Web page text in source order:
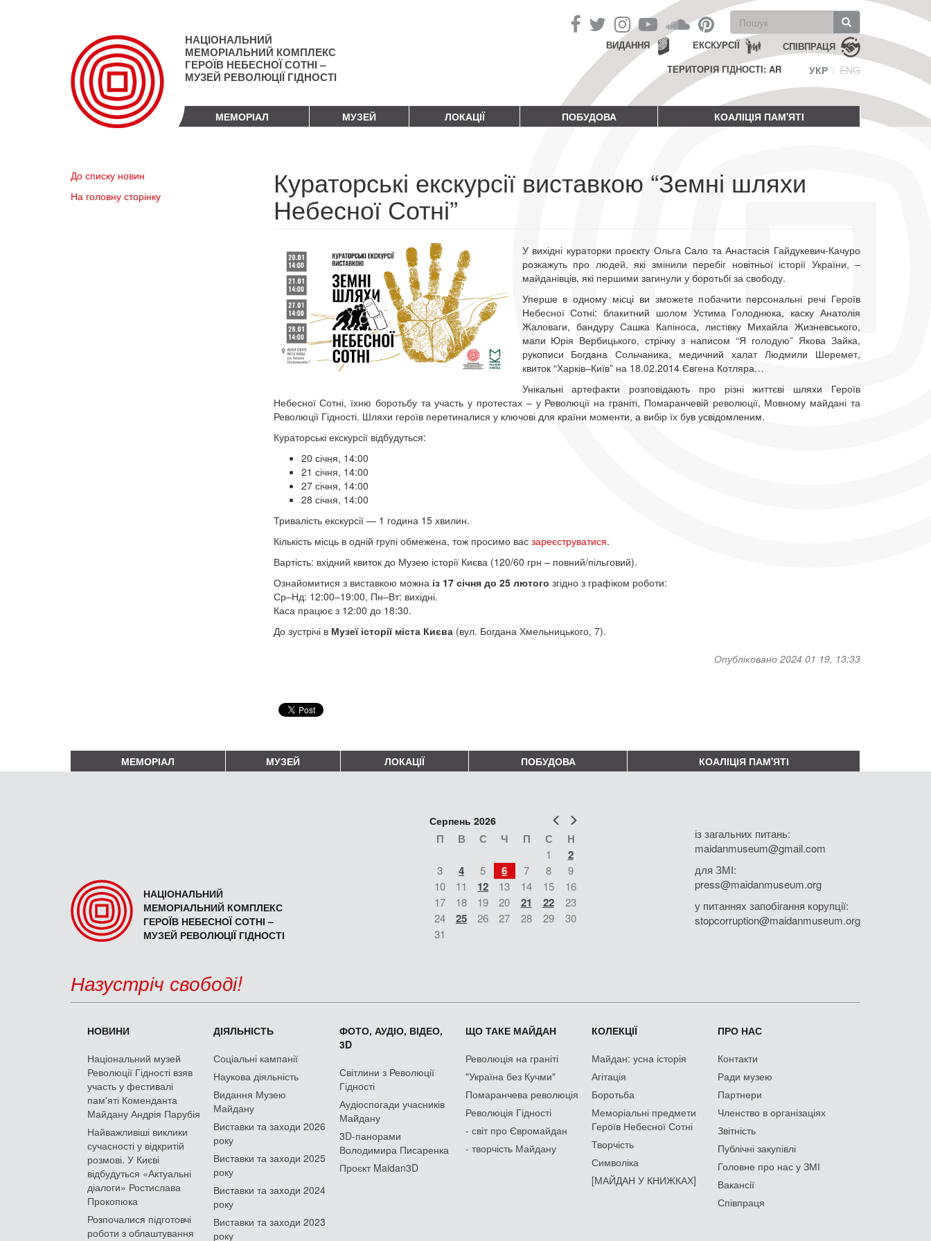
НАЦІОНАЛЬНИЙ
МЕМОРІАЛЬНИЙ КОМПЛЕКС
ГЕРОЇВ НЕБЕСНОЇ СОТНІ –
МУЗЕЙ РЕВОЛЮЦІЇ ГІДНОСТІ
Пошукова
форма
Пошук СПІВПРАЦЯ
ЕКСКУРСІЇ
ВИДАННЯ
ТЕРИТОРІЯ ГІДНОСТІ: AR
УКР ENG
МЕМОРІАЛ МУЗЕЙ ЛОКАЦІЇ ПОБУДОВА КОАЛІЦІЯ ПАМ'ЯТІ
До списку новин
На головну сторінку
Кураторські екскурсії виставкою “Земні шляхи
Небесної Сотні”
У вихідні кураторки проєкту Ольга Сало та Анастасія Гайдукевич-Качуро
розкажуть про людей, які змінили перебіг новітньої історії України, –
майданівців, які першими загинули у боротьбі за свободу.
Уперше в одному місці ви зможете побачити персональні речі Героїв
Небесної Сотні: блакитний шолом Устима Голоднюка, каску Анатолія
Жаловаги, бандуру Сашка Капіноса, листівку Михайла Жизневського,
мапи Юрія Вербицького, стрічку з написом “Я голодую” Якова Зайка,
рукописи Богдана Сольчаника, медичний халат Людмили Шеремет,
квиток “Харків–Київ” на 18.02.2014 Євгена Котляра…
Унікальні артефакти розповідають про різні життєві шляхи Героїв
Небесної Сотні, їхню боротьбу та участь у протестах – у Революції на граніті, Помаранчевій революції, Мовному майдані та
Революції Гідності. Шляхи героїв перетиналися у ключові для країни моменти, а вибір їх був усвідомленим.
Кураторські екскурсії відбудуться:
20 січня, 14:00
21 січня, 14:00
27 січня, 14:00
28 січня, 14:00
Тривалість екскурсії — 1 година 15 хвилин.
Кількість місць в одній групі обмежена, тож просимо вас зареєструватися.
Вартість: вхідний квиток до Музею історії Києва (120/60 грн – повний/пільговий).
Ознайомитися з виставкою можна із 17 січня до 25 лютого згідно з графіком роботи:
Ср–Нд: 12:00–19:00, Пн–Вт: вихідні.
Каса працює з 12:00 до 18:30.
До зустрічі в Музеї історії міста Києва(вул. Богдана Хмельницького, 7).
Опубліковано 2024 01 19, 13:33
МЕМОРІАЛ МУЗЕЙ ЛОКАЦІЇ ПОБУДОВА КОАЛІЦІЯ ПАМ'ЯТІ
НАЦІОНАЛЬНИЙ
МЕМОРІАЛЬНИЙ КОМПЛЕКС
ГЕРОЇВ НЕБЕСНОЇ СОТНІ –
МУЗЕЙ РЕВОЛЮЦІЇ ГІДНОСТІ
Попер
Серпень 2026
П В С Ч П С Н
1 2
3 4 5 6 7 8
9
10
11 12 13 14 15
16
17
18 19 20 21 22
23
24
25 26 27 28 29
30
31
із загальних питань:
maidanmuseum@gmail.com
для ЗМІ:
press@maidanmuseum.org
у питаннях запобігання корупції:
stopcorruption@maidanmuseum.org
Назустріч свободі!
НОВИНИ
Національний музей
Революції Гідності взяв
участь у фестивалі
пам'яті Коменданта
Майдану Андрія Парубія
Найважливіші виклики
сучасності у відкритій
розмові. У Києві
відбудуться «Актуальні
діалоги» Ростислава
Прокопюка
Розпочалися підготовчі
роботи з облаштування
ДІЯЛЬНІСТЬ
Соціальні кампанії
Наукова діяльність
Видання Музею
Майдану
Виставки та заходи 2026
року
Виставки та заходи 2025
року
Виставки та заходи 2024
року
Виставки та заходи 2023
року
ФОТО, АУДІО, ВІДЕО,
3D
Світлини з Революції
Гідності
Аудіоспогади учасників
Майдану
3D-панорами
Володимира Писаренка
Проєкт Maidan3D
ЩО ТАКЕ МАЙДАН
Революція на граніті
"Україна без Кучми"
Помаранчева революція
Революція Гідності
- світ про Євромайдан
- творчість Майдану
КОЛЕКЦІЇ
Майдан: усна історія
Агітація
Боротьба
Меморіальні предмети
Героїв Небесної Сотні
Творчість
Символіка
[МАЙДАН У КНИЖКАХ]
ПРО НАС
Контакти
Ради музею
Партнери
Членство в організаціях
Звітність
Публічні закупівлі
Головне про нас у ЗМІ
Вакансії
Співпраця